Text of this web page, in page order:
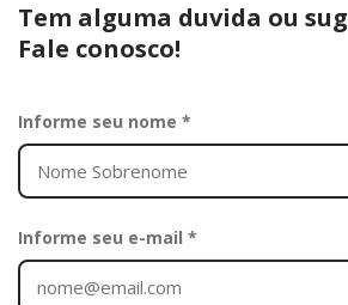
Tem alguma duvida ou
Fale conosco!
Informe seu nome *
Informe seu e-mail *